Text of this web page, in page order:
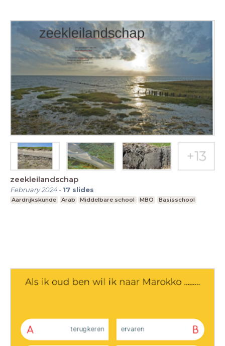
zeekleilandschap
February 2024- 17 slides
Aardrijkskunde Arab Middelbare school MBO Basisschool